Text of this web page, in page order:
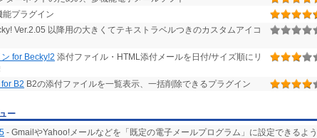
能プラグイン
Ver.2.05 以降用の大きくてテキストラベルつきのカスタムアイコ
for Becky!2 添付ファイル・HTML添付メールを日付/サイズ順にリ
B2 B2の添付ファイルを一覧表示、一括削除できるプラグイン
ー
- GmailやYahoo!メールなどを「既定の電子メールプログラム」に設定できるよう